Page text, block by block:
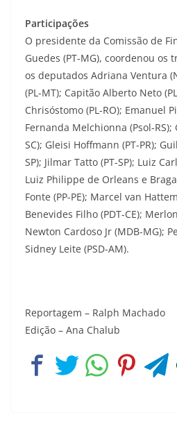
Participações
O presidente da Comissão de
Guedes (PT-MG), coordenou os
os deputados Adriana Ventura
(PL-MT); Capitão Alberto Neto
Chrisóstomo (PL-RO); Emanuel
Fernanda Melchionna (Psol-
SC); Gleisi Hoffmann (PT-PR);
SP); Jilmar Tatto (PT-SP); Luiz
Luiz Philippe de Orleans e
Fonte (PP-PE); Marcel van
Benevides Filho (PDT-CE);
Newton Cardoso Jr (MDB-MG);
Sidney Leite (PSD-AM).
Reportagem – Ralph Machado
Edição – Ana Chalub